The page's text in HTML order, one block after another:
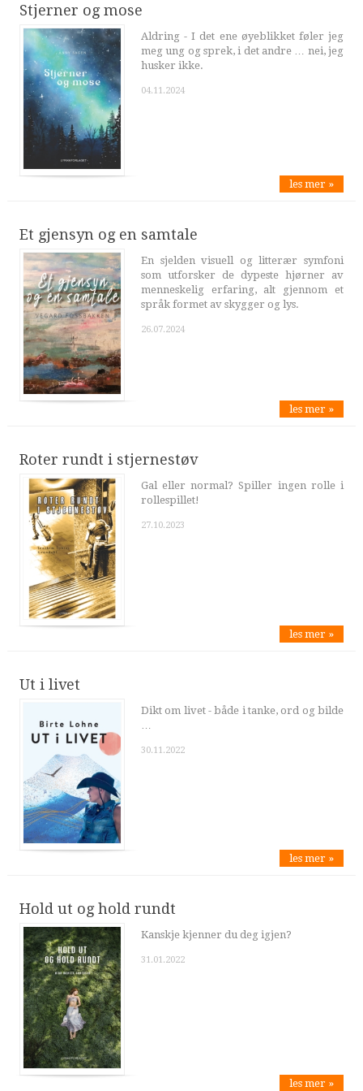
Stjerner og mose
Aldring - I det ene øyeblikket føler jeg
meg ung og sprek, i det andre … nei, jeg
husker ikke.
04.11.2024
les mer »
Et gjensyn og en samtale
En sjelden visuell og litterær symfoni
som utforsker de dypeste hjørner av
menneskelig erfaring, alt gjennom et
språk formet av skygger og lys.
26.07.2024
les mer »
Roter rundt i stjernestøv
Gal eller normal? Spiller ingen rolle i
rollespillet!
27.10.2023
les mer »
Ut i livet
Dikt om livet - både i tanke, ord og bilde
30.11.2022
les mer »
Hold ut og hold rundt
Kanskje kjenner du deg igjen?
31.01.2022
les mer »